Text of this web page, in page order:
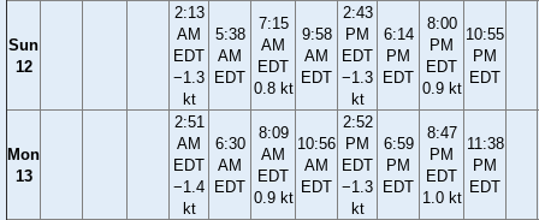
Sun
12
2:13
AM
EDT
−1.3
kt
5:38
AM
EDT
7:15
AM
EDT
0.8 kt
9:58
AM
EDT
2:43
PM
EDT
−1.3
kt
6:14
PM
EDT
8:00
PM
EDT
0.9 kt
10:55
PM
EDT
Mon
13
2:51
AM
EDT
−1.4
kt
6:30
AM
EDT
8:09
AM
EDT
0.9 kt
10:56
AM
EDT
2:52
PM
EDT
−1.3
kt
6:59
PM
EDT
8:47
PM
EDT
1.0 kt
11:38
PM
EDT